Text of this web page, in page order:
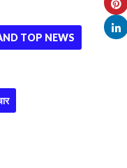
TOP NEWS